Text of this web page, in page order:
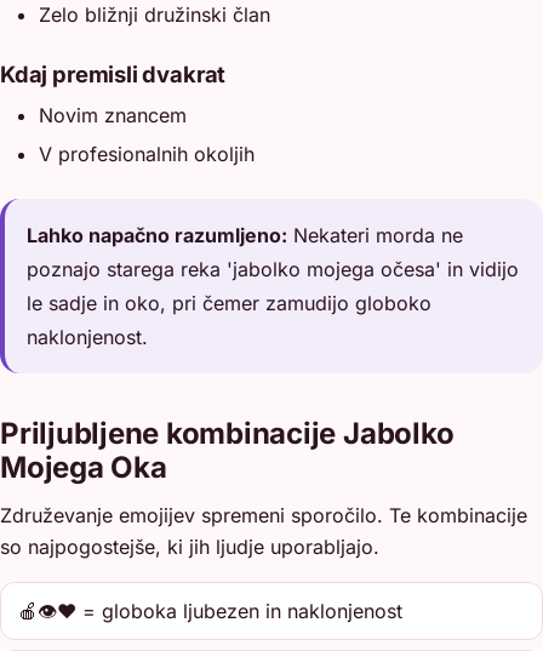
Zelo bližnji družinski član
Kdaj premisli dvakrat
Novim znancem
V profesionalnih okoljih
Lahko napačno razumljeno: Nekateri morda ne
poznajo starega reka 'jabolko mojega očesa' in vidijo
le sadje in oko, pri čemer zamudijo globoko
naklonjenost.
Priljubljene kombinacije Jabolko
Mojega Oka
Združevanje emojijev spremeni sporočilo. Te kombinacije
so najpogostejše, ki jih ljudje uporabljajo.
🍎👁️❤️ = globoka ljubezen in naklonjenost